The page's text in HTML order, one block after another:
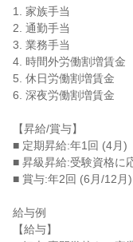
1. 家族手当
2. 通勤手当
3. 業務手当
4. 時間外労働割増賃金
5. 休日労働割増賃金
6. 深夜労働割増賃金
【昇給/賞与】
■ 定期昇給:年1回 (4月)
■ 昇級昇給:受験資格に
■ 賞与:年2回 (6月/12月)
給与例
【給与】